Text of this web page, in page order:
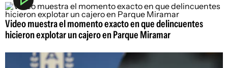
Video muestra el momento exacto en que delincuentes
hicieron explotar un cajero en Parque Miramar